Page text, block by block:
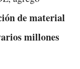
de material
millones